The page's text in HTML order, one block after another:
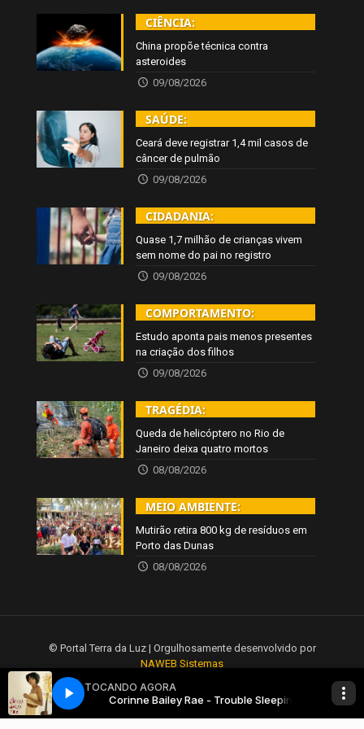
CIÊNCIA:
China propõe técnica contra
asteroides
09/08/2026
SAÚDE:
Ceará deve registrar 1,4 mil casos de
câncer de pulmão
09/08/2026
CIDADANIA:
Quase 1,7 milhão de crianças vivem
sem nome do pai no registro
09/08/2026
COMPORTAMENTO:
Estudo aponta pais menos presentes
na criação dos filhos
09/08/2026
TRAGÉDIA:
Queda de helicóptero no Rio de
Janeiro deixa quatro mortos
08/08/2026
MEIO AMBIENTE:
Mutirão retira 800 kg de resíduos em
Porto das Dunas
08/08/2026
© Portal Terra da Luz | Orgulhosamente desenvolvido por
NAWEB Sistemas